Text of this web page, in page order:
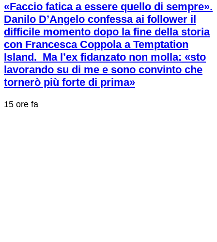
«Faccio fatica a essere quello di sempre».
Danilo D’Angelo confessa ai follower il
difficile momento dopo la fine della storia
con Francesca Coppola a Temptation
Island. Ma l’ex fidanzato non molla: «sto
lavorando su di me e sono convinto che
tornerò più forte di prima»
15 ore fa